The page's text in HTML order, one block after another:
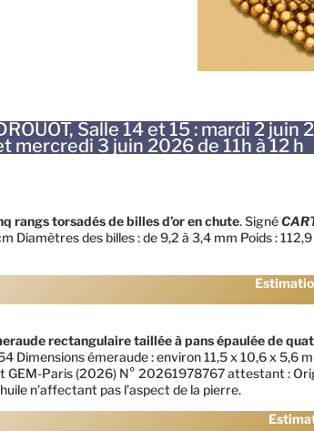
Salle 14 et 15 : mardi 2 juin
mercredi 3 juin 2026 de 11h à 12 h
rangs torsadés de billes d’or en chute. Signé
Diamètres des billes : de 9,2 à 3,4 mm Poids :
rectangulaire taillée à pans épaulée de
Dimensions émeraude : environ 11,5 x 10,6 x 5,6
GEM-Paris (2026) N° 20261978767 attestant :
n’affectant pas l’aspect de la pierre.